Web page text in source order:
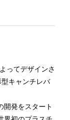
ってデザインさ
キャンチレバ
開発をスタート